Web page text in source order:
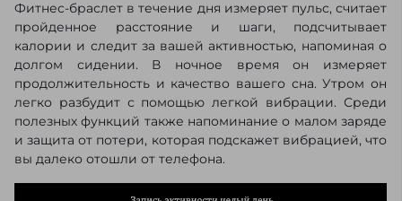
Фитнес-браслет в течение дня измеряет пульс, считает
пройденное расстояние и шаги, подсчитывает
калории и следит за вашей активностью, напоминая о
долгом сидении. В ночное время он измеряет
продолжительность и качество вашего сна. Утром он
легко разбудит с помощью легкой вибрации. Среди
полезных функций также напоминание о малом заряде
и защита от потери, которая подскажет вибрацией, что
вы далеко отошли от телефона.